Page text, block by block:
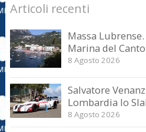
Articoli recenti
Massa
Marina del
8 Agosto 2026
Salvatore
Lombardia lo
8 Agosto 2026